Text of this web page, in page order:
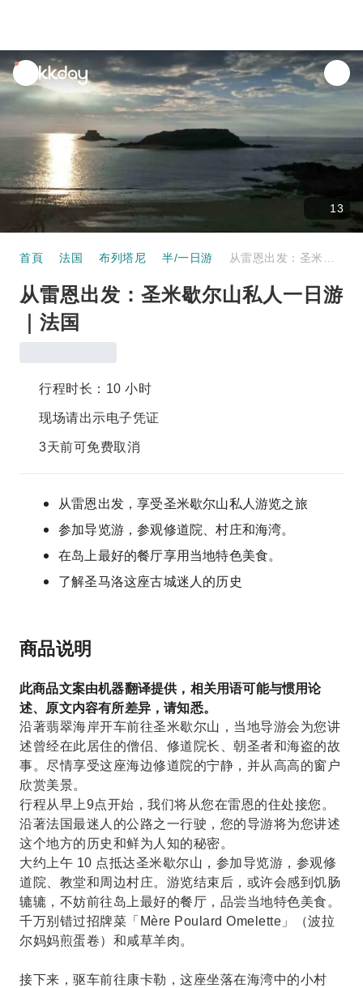
unread
notifications
13
首頁 法国 布列塔尼 半/一日游
从雷恩出发：圣米歇尔山私人一日游
｜法国
行程时长：10 小时
现场请出示电子凭证
3天前可免费取消
从雷恩出发，享受圣米歇尔山私人游览之旅
参加导览游，参观修道院、村庄和海湾。
在岛上最好的餐厅享用当地特色美食。
了解圣马洛这座古城迷人的历史
商品说明
此商品文案由机器翻译提供，相关用语可能与惯用论
述、原文内容有所差异，请知悉。
沿著翡翠海岸开车前往圣米歇尔山，当地导游会为您讲
述曾经在此居住的僧侣、修道院长、朝圣者和海盗的故
事。尽情享受这座海边修道院的宁静，并从高高的窗户
欣赏美景。
行程从早上9点开始，我们将从您在雷恩的住处接您。
沿著法国最迷人的公路之一行驶，您的导游将为您讲述
这个地方的历史和鲜为人知的秘密。
大约上午 10 点抵达圣米歇尔山，参加导览游，参观修
道院、教堂和周边村庄。游览结束后，或许会感到饥肠
辘辘，不妨前往岛上最好的餐厅，品尝当地特色美食。
千万别错过招牌菜「Mère Poulard Omelette」（波拉
尔妈妈煎蛋卷）和咸草羊肉。
接下来，驱车前往康卡勒，这座坐落在海湾中的小村